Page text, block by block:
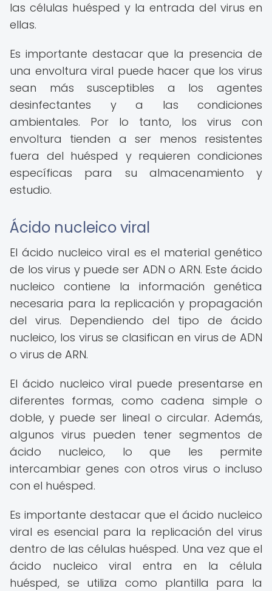
las células huésped y la entrada del virus en
ellas.
Es importante destacar que la presencia de
una envoltura viral puede hacer que los virus
sean más susceptibles a los agentes
desinfectantes y a las condiciones
ambientales. Por lo tanto, los virus con
envoltura tienden a ser menos resistentes
fuera del huésped y requieren condiciones
específicas para su almacenamiento y
estudio.
Ácido nucleico viral
El ácido nucleico viral es el material genético
de los virus y puede ser ADN o ARN. Este ácido
nucleico contiene la información genética
necesaria para la replicación y propagación
del virus. Dependiendo del tipo de ácido
nucleico, los virus se clasifican en virus de ADN
o virus de ARN.
El ácido nucleico viral puede presentarse en
diferentes formas, como cadena simple o
doble, y puede ser lineal o circular. Además,
algunos virus pueden tener segmentos de
ácido nucleico, lo que les permite
intercambiar genes con otros virus o incluso
con el huésped.
Es importante destacar que el ácido nucleico
viral es esencial para la replicación del virus
dentro de las células huésped. Una vez que el
ácido nucleico viral entra en la célula
huésped, se utiliza como plantilla para la